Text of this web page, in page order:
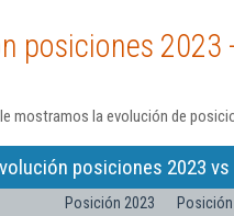
posiciones 2023
mostramos la evolución de
posiciones 2023
Posición 2023